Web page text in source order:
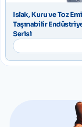
Islak, Kuru ve Toz
Taşınabilir
Serisi